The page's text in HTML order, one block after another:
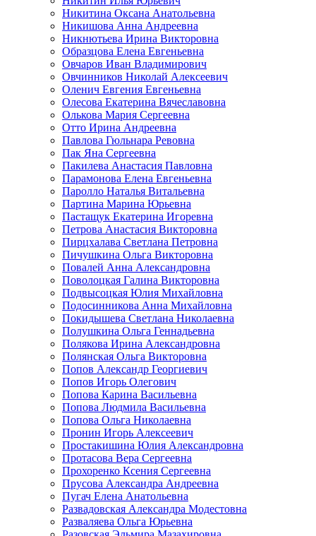
Никитина Оксана Анатольевна
Никишова Анна Андреевна
Никнютьева Ирина Викторовна
Образцова Елена Евгеньевна
Овчаров Иван Владимирович
Овчинников Николай Алексеевич
Оленич Евгения Евгеньевна
Олесова Екатерина Вячеславовна
Олькова Мария Сергеевна
Отто Ирина Андреевна
Павлова Гюльнара Ревовна
Пак Яна Сергеевна
Пакилева Анастасия Павловна
Парамонова Елена Евгеньевна
Паролло Наталья Витальевна
Партина Марина Юрьевна
Пастащук Екатерина Игоревна
Петрова Анастасия Викторовна
Пирцхалава Светлана Петровна
Пичушкина Ольга Викторовна
Повалей Анна Александровна
Поволоцкая Галина Викторовна
Подвысоцкая Юлия Михайловна
Подосинникова Анна Михайловна
Покидышева Светлана Николаевна
Полушкина Ольга Геннадьевна
Полякова Ирина Александровна
Полянская Ольга Викторовна
Попов Александр Георгиевич
Попов Игорь Олегович
Попова Карина Васильевна
Попова Людмила Васильевна
Попова Ольга Николаевна
Пронин Игорь Алексеевич
Простакишина Юлия Александровна
Протасова Вера Сергеевна
Прохоренко Ксения Сергеевна
Прусова Александра Андреевна
Пугач Елена Анатольевна
Развадовская Александра Модестовна
Разваляева Ольга Юрьевна